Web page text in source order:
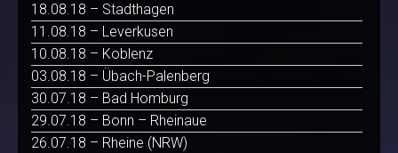
18.08.18 – Stadthagen
11.08.18 – Leverkusen
10.08.18 – Koblenz
03.08.18 – Übach-Palenberg
30.07.18 – Bad Homburg
29.07.18 – Bonn – Rheinaue
26.07.18 – Rheine (NRW)